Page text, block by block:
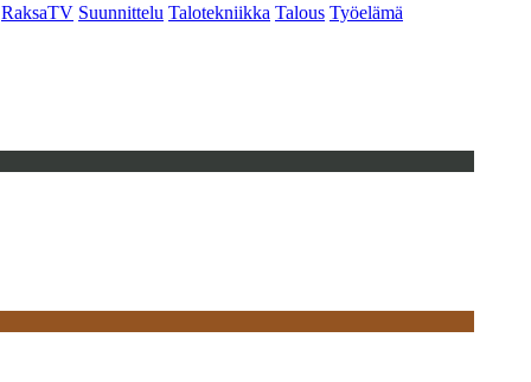
RaksaTV Suunnittelu Talotekniikka Talous Työelämä